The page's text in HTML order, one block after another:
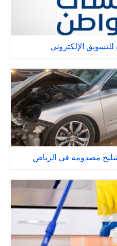
الإلكتروني
مصدومه في الرياض